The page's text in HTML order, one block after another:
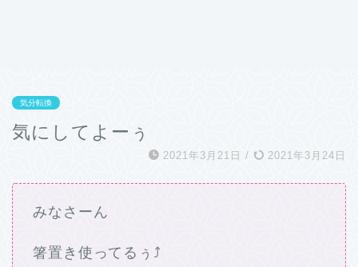
気分転換
気にしてよーぅ
2021年3月21日 / 2021年3月24日
みなさーん
箸置き使ってるぅ⤴